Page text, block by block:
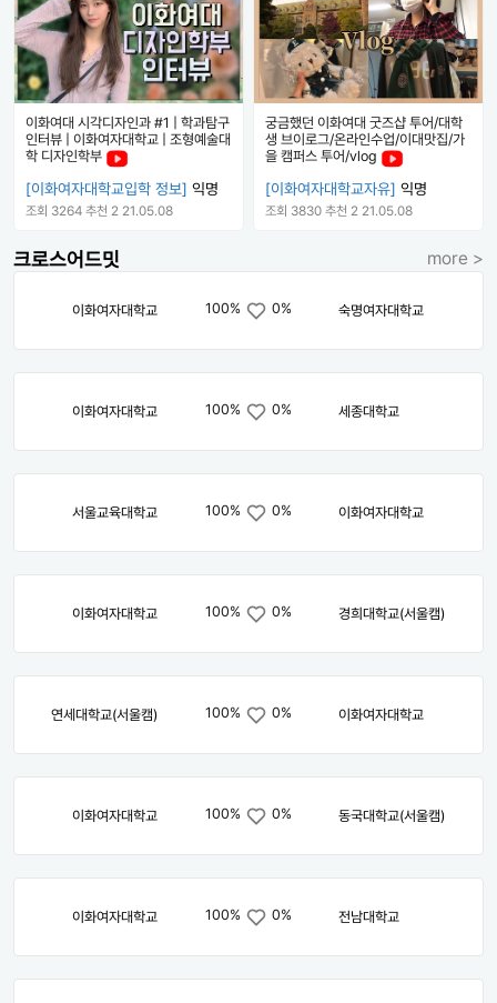
이화여대 시각디자인과 #1 | 학과탐구
인터뷰 | 이화여자대학교 | 조형예술대
학 디자인학부
[이화여자대학교입학 정보] 익명
조회 3264 추천 2 21.05.08
궁금했던 이화여대 굿즈샵 투어/대학
생 브이로그/온라인수업/이대맛집/가
을 캠퍼스 투어/vlog
[이화여자대학교자유] 익명
조회 3830 추천 2 21.05.08
크로스어드밋 more >
이화여자대학교 100% 0% 숙명여자대학교
이화여자대학교 100% 0% 세종대학교
서울교육대학교 100% 0% 이화여자대학교
이화여자대학교 100% 0% 경희대학교(서울캠)
연세대학교(서울캠) 100% 0% 이화여자대학교
이화여자대학교 100% 0% 동국대학교(서울캠)
이화여자대학교 100% 0% 전남대학교